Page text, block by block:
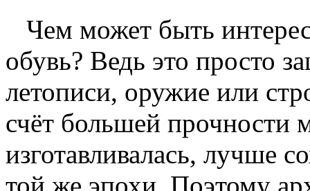
Чем может быть
обувь? Ведь это просто
летописи, оружие или
счёт большей прочности
изготавливалась, лучше